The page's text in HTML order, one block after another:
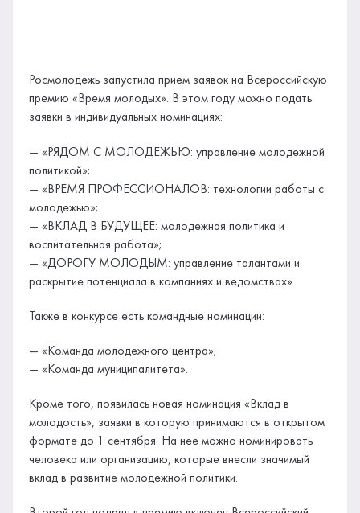
Росмолодёжь запустила прием заявок на Всероссийскую
премию «Время молодых». В этом году можно подать
заявки в индивидуальных номинациях:
— «РЯДОМ С МОЛОДЕЖЬЮ: управление молодежной
политикой»;
— «ВРЕМЯ ПРОФЕССИОНАЛОВ: технологии работы с
молодежью»;
— «ВКЛАД В БУДУЩЕЕ: молодежная политика и
воспитательная работа»;
— «ДОРОГУ МОЛОДЫМ: управление талантами и
раскрытие потенциала в компаниях и ведомствах».
Также в конкурсе есть командные номинации:
— «Команда молодежного центра»;
— «Команда муниципалитета».
Кроме того, появилась новая номинация «Вклад в
молодость», заявки в которую принимаются в открытом
формате до 1 сентября. На нее можно номинировать
человека или организацию, которые внесли значимый
вклад в развитие молодежной политики.